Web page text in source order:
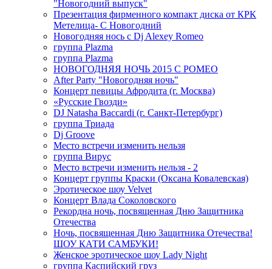
"Новогодний выпуск"
Презентация фирменного компакт диска от КРК
Метелица- С Новогодний
Новогодняя нось с Dj Alexey Romeo
группа Plazma
группа Plazma
НОВОГОДНЯЯ НОЧЬ 2015 C РОМЕО
After Party "Новогодняя ночь"
Концерт певицы Афродита (г. Москва)
«Русские Гвозди»
DJ Natasha Baccardi (г. Санкт-Петербург)
группа Триада
Dj Groove
Место встречи изменить нельзя
группа Вирус
Место встречи изменить нельзя - 2
Концерт группы Краски (Оксана Ковалевская)
Эротическое шоу Velvet
Концерт Влада Соколовского
Рекордна ночь, посвященная Дню Защитника
Отечества
Ночь, посвященная Дню Защитника Отечества!
ШОУ КАТИ САМБУКИ!
Женское эротическое шоу Lady Night
группа Каспийский груз